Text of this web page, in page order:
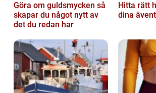
Göra om guldsmycken så
skapar du något nytt av
det du redan har
Hitta rätt
dina